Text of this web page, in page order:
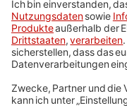
Prepaid
Telefonie in der
Service